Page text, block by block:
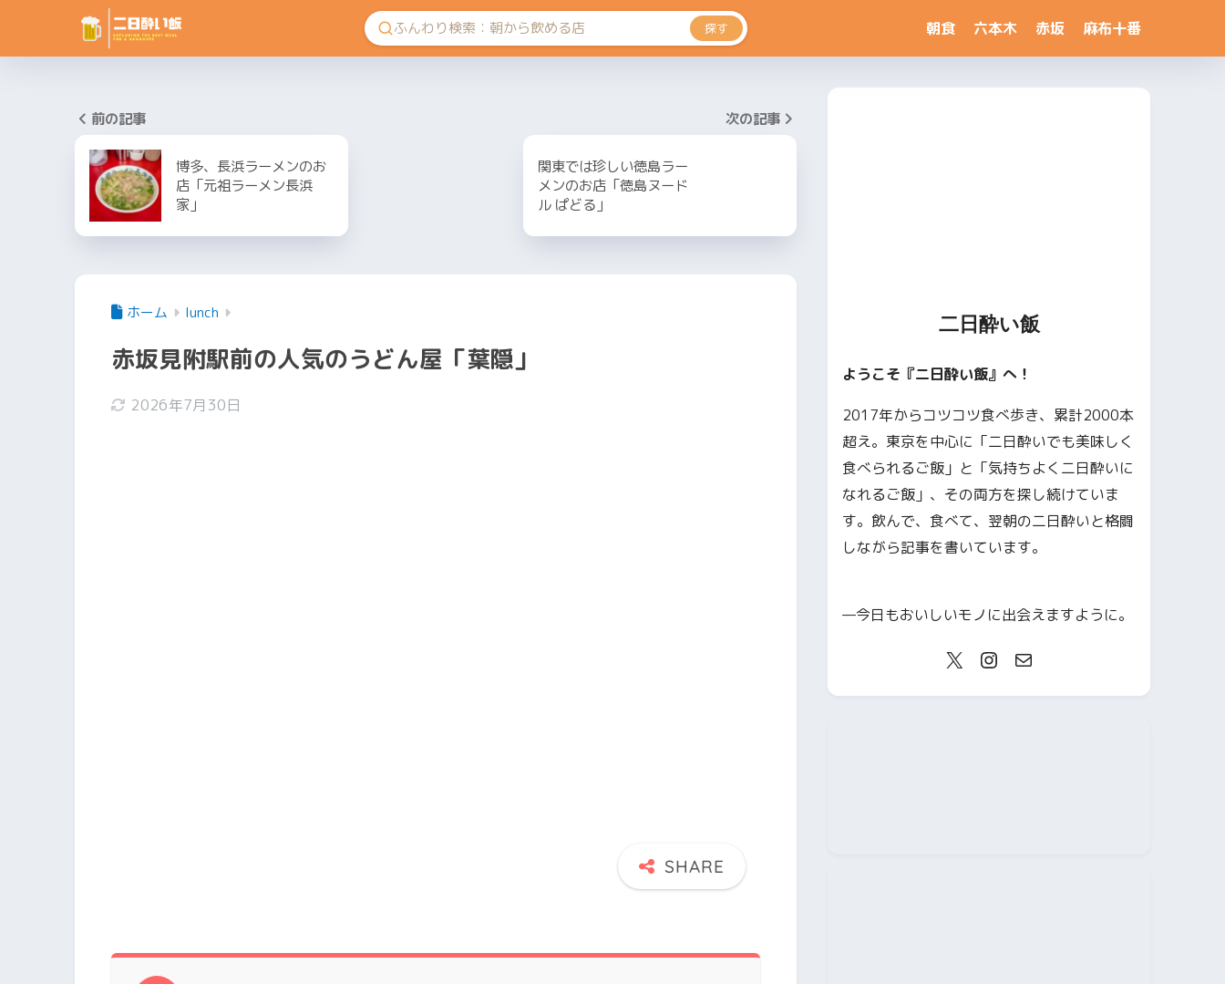
探す 朝食 六本木 赤坂 麻布十番
前の記事
博多、長浜ラーメンのお
店「元祖ラーメン長浜
家」
次の記事
関東では珍しい徳島ラー
メンのお店「徳島ヌード
ル ぱどる」
ホーム lunch
赤坂見附駅前の人気のうどん屋「葉隠」
2026年7月30日
二日酔い飯
ようこそ『二日酔い飯』へ！
2017年からコツコツ食べ歩き、累計2000本
超え。東京を中心に「二日酔いでも美味しく
食べられるご飯」と「気持ちよく二日酔いに
なれるご飯」、その両方を探し続けていま
す。飲んで、食べて、翌朝の二日酔いと格闘
しながら記事を書いています。
—今日もおいしいモノに出会えますように。